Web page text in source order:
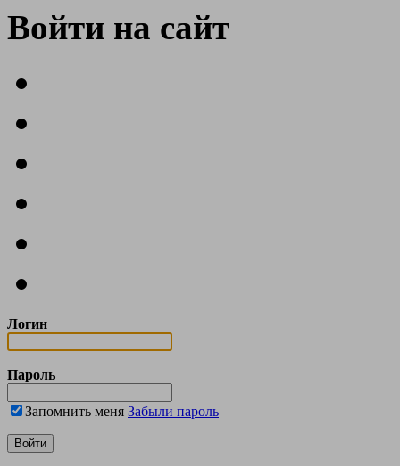
Войти на сайт
Логин
Пароль
Запомнить меня Забыли пароль